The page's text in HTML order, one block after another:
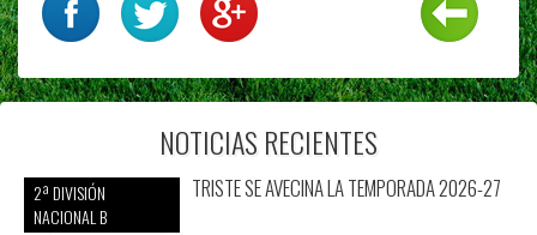
NOTICIAS RECIENTES
2ª DIVISIÓN
NACIONAL B
TRISTE SE AVECINA LA TEMPORADA 2026-27